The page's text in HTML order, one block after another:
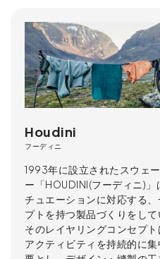
Houdini
フーディニ
1993年に設立されたスウェ
ー「HOUDINI(フーディニ)
チュエーションに対応する
プトを持つ製品づくりをして
そのレイヤリングコンセプト
アクティビティを持続的に